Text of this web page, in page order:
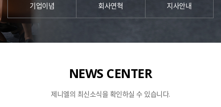
기업이념 회사연혁 지사안내
NEWS CENTER
제니엘의 최신소식을 확인하실 수 있습니다.